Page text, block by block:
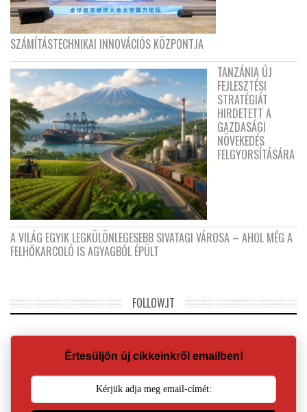
SZÁMÍTÁSTECHNIKAI INNOVÁCIÓS KÖZPONTJA
TANZÁNIA ÚJ
FEJLESZTÉSI
STRATÉGIÁT
HIRDETETT A
GAZDASÁGI
NÖVEKEDÉS
FELGYORSÍTÁSÁRA
A VILÁG EGYIK LEGKÜLÖNLEGESEBB SIVATAGI VÁROSA – AHOL MÉG A
FELHŐKARCOLÓ IS AGYAGBÓL ÉPÜLT
FOLLOW.IT
Értesüljön új cikkeinkről emailben!